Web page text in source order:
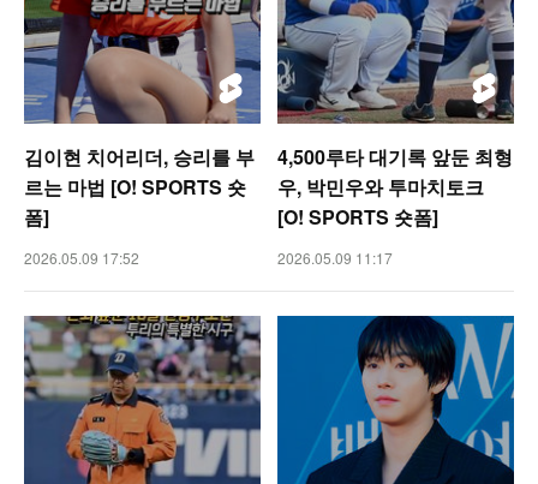
김이현 치어리더, 승리를 부
르는 마법 [O! SPORTS 숏
폼]
2026.05.09 17:52
4,500루타 대기록 앞둔 최형
우, 박민우와 투마치토크
[O! SPORTS 숏폼]
2026.05.09 11:17